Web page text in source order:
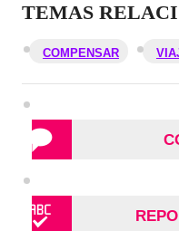
TEMAS
COMPENSAR